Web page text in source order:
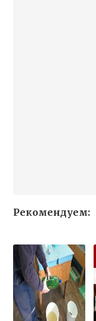
Рекомендуем: